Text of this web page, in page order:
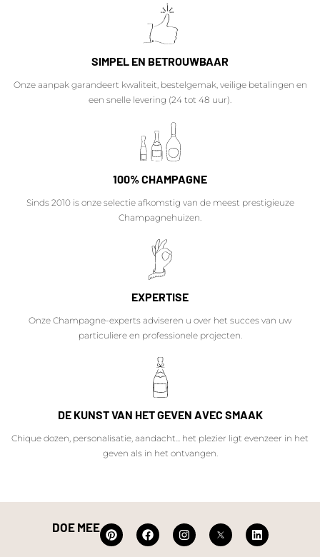
SIMPEL EN BETROUWBAAR
Onze aanpak garandeert kwaliteit, bestelgemak, veilige betalingen en
een snelle levering (24 tot 48 uur).
100% CHAMPAGNE
Sinds 2010 is onze selectie afkomstig van de meest prestigieuze
Champagnehuizen.
EXPERTISE
Onze Champagne-experts adviseren u over het succes van uw
particuliere en professionele projecten.
DE KUNST VAN HET GEVEN AVEC SMAAK
Chique dozen, personalisatie, aandacht... het plezier ligt evenzeer in het
geven als in het ontvangen.
DOE MEE